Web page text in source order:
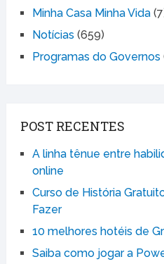
Minha Casa Minha Vida
Notícias (659)
Programas do Governos
POST RECENTES
A linha tênue entre
online
Curso de História
Fazer
10 melhores hotéis de
Saiba como jogar a